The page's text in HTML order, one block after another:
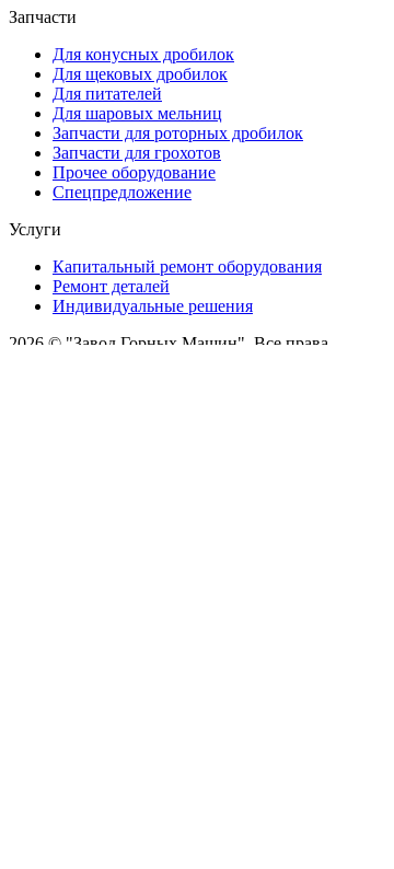
Запчасти
Для конусных дробилок
Для щековых дробилок
Для питателей
Для шаровых мельниц
Запчасти для роторных дробилок
Запчасти для грохотов
Прочее оборудование
Спецпредложение
Услуги
Капитальный ремонт оборудования
Ремонт деталей
Индивидуальные решения
2026 © "Завод Горных Машин". Все права